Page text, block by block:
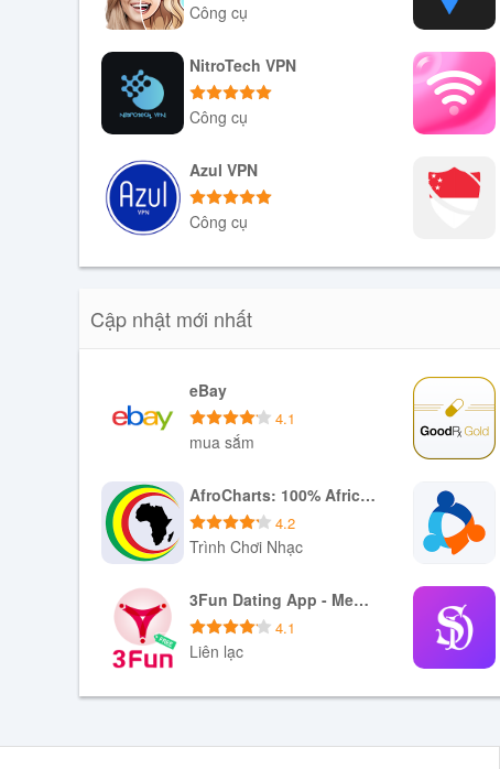
Công cụ
Tải xuống APK
NitroTech VPN
Công cụ
Tải xuống APK
Azul VPN
Công cụ
Tải xuống APK
Cập nhật mới nhất
eBay
4.1
mua sắm
Tải xuống APK AfroCharts: 100% African Music
4.2
Trình Chơi Nhạc
Tải xuống APK 3Fun Dating App - Meet Curious Couples & Singles
4.1
Liên lạc
Tải xuống APK